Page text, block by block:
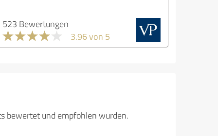
523 Bewertungen
3.96 von 5
bewertet und empfohlen wurden.